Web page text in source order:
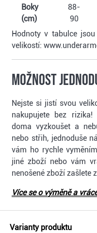
Boky
(cm)
88-
90
Hodnoty v tabulce
velikostí:
Možnost
Nejste si jistí svou
nakupujete bez
doma vyzkoušet a
nebo střih, jednoduše
vám ho rychle
jiné zboží nebo vám
nenošené zboží zašlete
Více se o výměně a
Varianty produktu